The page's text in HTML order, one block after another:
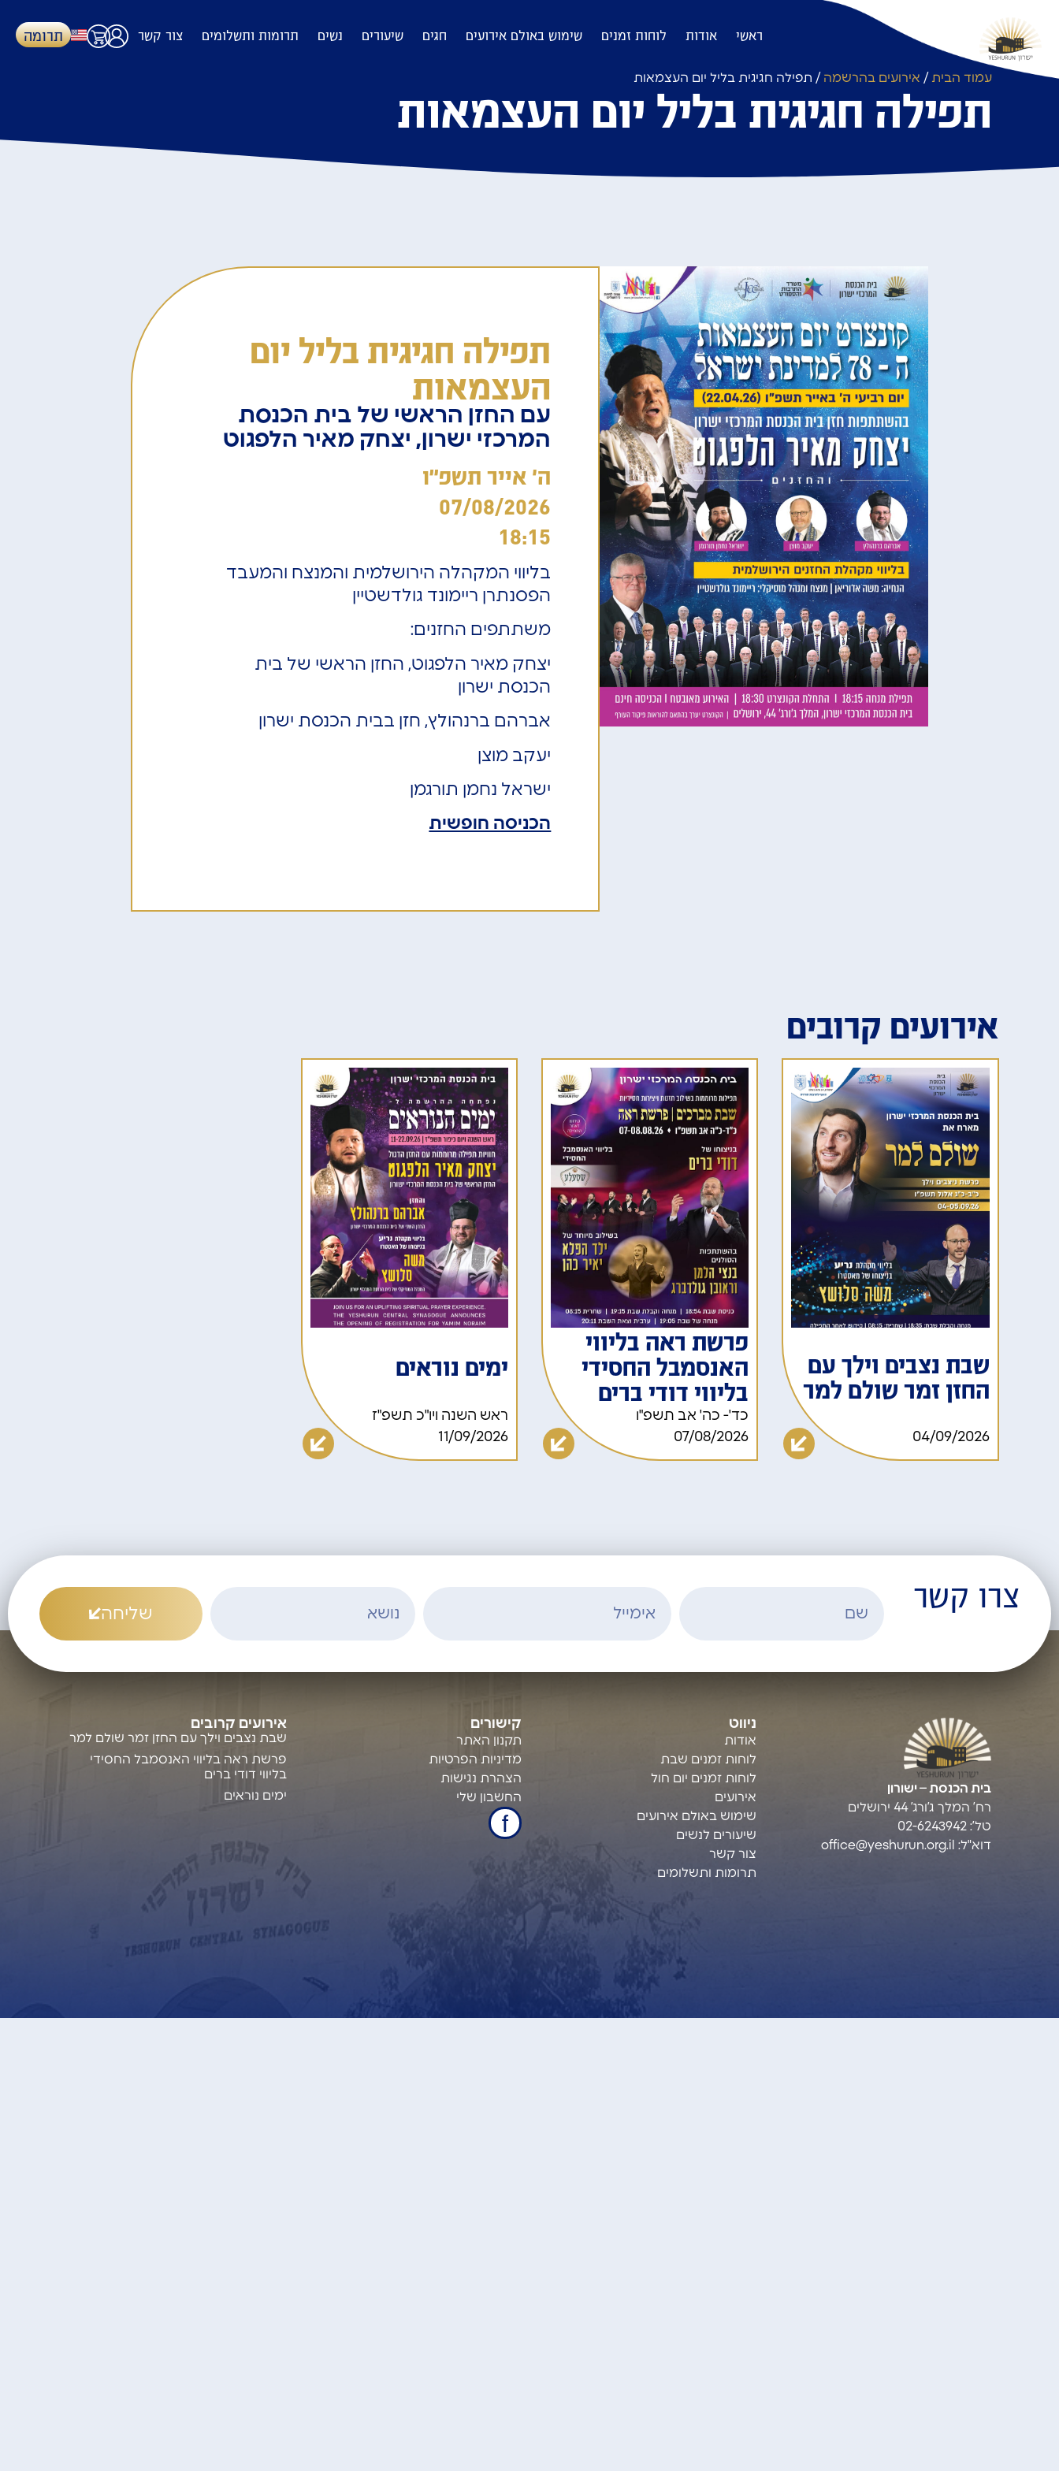
ראשי אודות לוחות זמנים שימוש באולם אירועים חגים שיעורים נשים תרומות ותשלומים צור קשר תרומה
עמוד הבית / אירועים בהרשמה / תפילה חגיגית בליל יום העצמאות
תפילה חגיגית בליל יום העצמאות
תפילה חגיגית בליל יום
העצמאות
עם החזן הראשי של בית הכנסת
המרכזי ישרון, יצחק מאיר הלפגוט
ה' אייר תשפ"ו
07/08/2026
18:15
בליווי המקהלה הירושלמית והמנצח והמעבד
הפסנתרן ריימונד גולדשטיין
משתתפים החזנים:
יצחק מאיר הלפגוט, החזן הראשי של בית
הכנסת ישרון
אברהם ברנהולץ, חזן בבית הכנסת ישרון
יעקב מוצן
ישראל נחמן תורגמן
הכניסה חופשית
אירועים קרובים
שבת נצבים וילך עם
החזן זמר שולם למר
04/09/2026
פרשת ראה בליווי
האנסמבל החסידי
בליווי דודי ברים
כד'- כה' אב תשפ"ו
07/08/2026
ימים נוראים
ראש השנה ויו"כ תשפ"ז
11/09/2026
צרו קשר שליחה
בית הכנסת – ישורון
רח’ המלך ג’ורג’ 44 ירושלים
טל’: 02-6243942
דוא"ל: office@yeshurun.org.il
ניווט
אודות
לוחות זמנים שבת
לוחות זמנים יום חול
אירועים
שימוש באולם אירועים
שיעורים לנשים
צור קשר
תרומות ותשלומים
קישורים
תקנון האתר
מדיניות הפרטיות
הצהרת נגישות
החשבון שלי
אירועים קרובים
שבת נצבים וילך עם החזן זמר שולם למר
פרשת ראה בליווי האנסמבל החסידי
בליווי דודי ברים
ימים נוראים